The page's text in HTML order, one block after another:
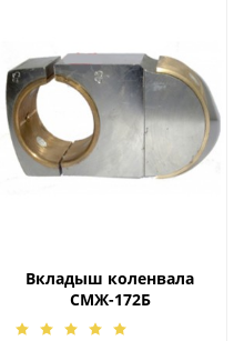
Вкладыш коленвала
СМЖ-172Б